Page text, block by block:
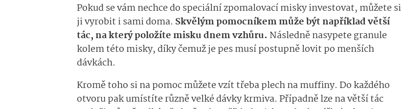
Pokud se vám nechce do speciální zpomalovací misky investovat, můžete si
ji vyrobit i sami doma. Skvělým pomocníkem může být například větší
tác, na který položíte misku dnem vzhůru. Následně nasypete granule
kolem této misky, díky čemuž je pes musí postupně lovit po menších
dávkách.
Kromě toho si na pomoc můžete vzít třeba plech na muffiny. Do každého
otvoru pak umístíte různě velké dávky krmiva. Případně lze na větší tác